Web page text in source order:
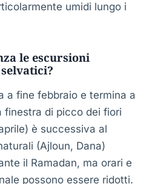
umidi lungo i
le escursioni
a fine febbraio e termina a
di picco dei fiori
è successiva al
(Ajloun, Dana)
il Ramadan, ma orari e
possono essere ridotti.